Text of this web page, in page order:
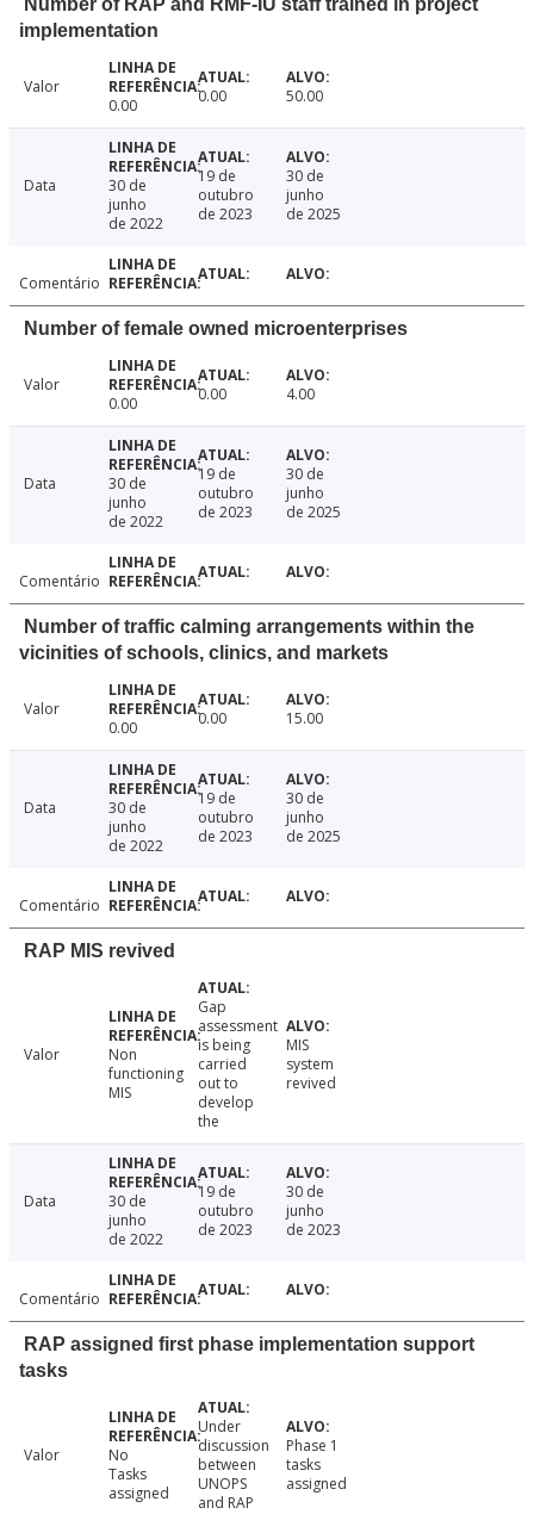
implementation
Valor
0.00
0.00 50.00
Data
30 de
junho
de 2022
19 de
outubro
de 2023
30 de
junho
de 2025
Comentário
Number of female owned microenterprises
Valor
0.00
0.00 4.00
Data
30 de
junho
de 2022
19 de
outubro
de 2023
30 de
junho
de 2025
Comentário
Number of traffic calming arrangements within the
vicinities of schools, clinics, and markets
Valor
0.00
0.00 15.00
Data
30 de
junho
de 2022
19 de
outubro
de 2023
30 de
junho
de 2025
Comentário
RAP MIS revived
Valor
Non
functioning
MIS
Gap
assessment
is being
carried
out to
develop
the
MIS
system
revived
Data
30 de
junho
de 2022
19 de
outubro
de 2023
30 de
junho
de 2023
Comentário
RAP assigned first phase implementation support
tasks
Valor
No
Tasks
assigned
Under
discussion
between
UNOPS
and RAP
Phase 1
tasks
assigned